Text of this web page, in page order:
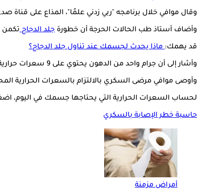
وقال موافي خلال برنامجه "ربي زدني علمًا"، المذاع على
وأضاف أستاذ طب الحالات الحرجة أن خطورة جلد الدجاجتكمن
قد يهمك:ماذا يحدث لجسمك عند تناول جلد الدجاج؟
وأشار إلى أن جرام واحد من الدهون يحتوي على 9 سعرات حرارية، أي أكثر من ضعف السعرات التي يستهلكها الجسم عند تناول نفس الكمية من البروتين والنشويات.
وأوصى موافي مرضى السكري بالالتزام بالسعرات الحرارية
لحساب السعرات الحرارية التي يحتاجها جسمك في اليوم،
حاسبة خطر الإصابة بالسكري
أمراض مزمنة